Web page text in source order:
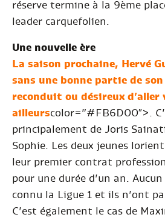
réserve termine à la 9ème
leader carquefolien.
Une nouvelle ère
La saison prochaine, Hervé
sans une bonne partie de
reconduit ou désireux d’aller
ailleurscolor=”#FB6D00″>.
principalement de Joris
Sophie. Les deux jeunes
leur premier contrat
pour une durée d’un an. Aucun
connu la Ligue 1 et ils n’ont
C’est également le cas de